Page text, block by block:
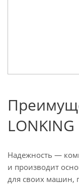
LONKING
Надежность —
и производит
для своих машин,